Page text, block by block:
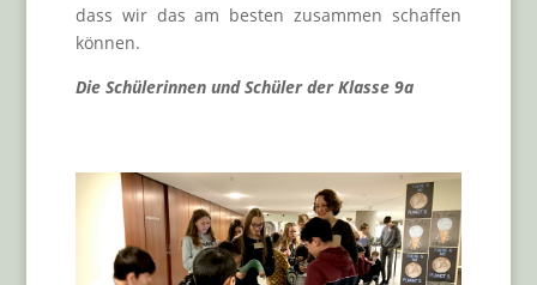
dass wir das am besten zusammen schaffen
können.
Die Schülerinnen und Schüler der Klasse 9a